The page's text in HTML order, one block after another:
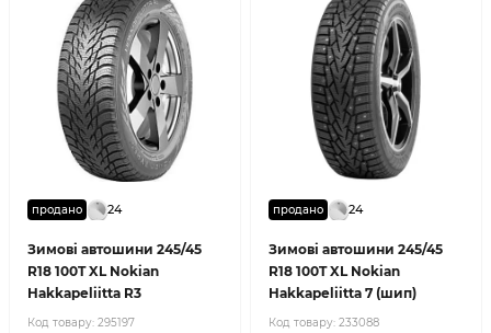
продано 24
Зимові автошини 245/45
R18 100T XL Nokian
Hakkapeliitta R3
Код товару: 295197
продано 24
Зимові автошини 245/45
R18 100T XL Nokian
Hakkapeliitta 7 (шип)
Код товару: 233088